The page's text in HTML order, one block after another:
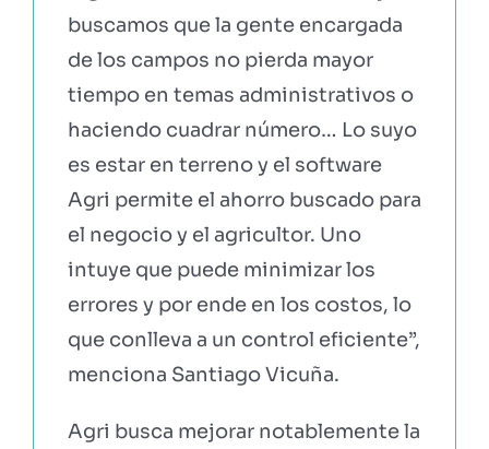
buscamos que la gente encargada
de los campos no pierda mayor
tiempo en temas administrativos o
haciendo cuadrar número… Lo suyo
es estar en terreno y el software
Agri permite el ahorro buscado para
el negocio y el agricultor. Uno
intuye que puede minimizar los
errores y por ende en los costos, lo
que conlleva a un control eficiente”,
menciona Santiago Vicuña.
Agri busca mejorar notablemente la